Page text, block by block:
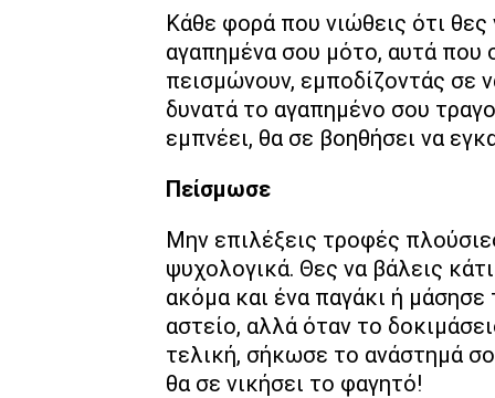
Κάθε φορά που νιώθεις ότι
αγαπημένα σου μότο, αυτά που
πεισμώνουν, εμποδίζοντάς σε
δυνατά το αγαπημένο σου
εμπνέει, θα σε βοηθήσει να
Πείσμωσε
Μην επιλέξεις τροφές
ψυχολογικά. Θες να βάλεις
ακόμα και ένα παγάκι ή
αστείο, αλλά όταν το
τελική, σήκωσε το ανάστημά
θα σε νικήσει το φαγητό!